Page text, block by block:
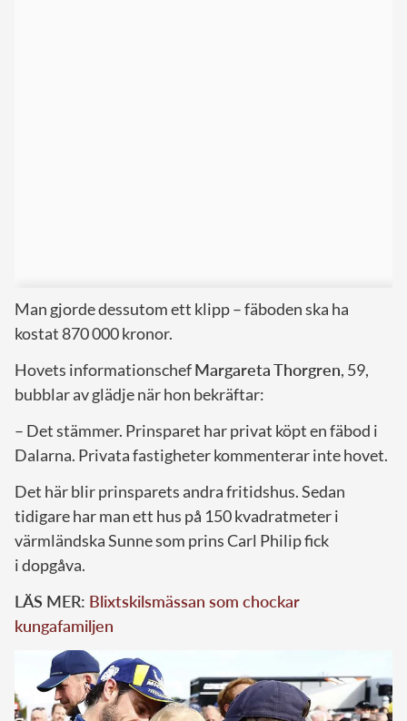
Man gjorde dessutom ett klipp – fäboden ska ha
kostat 870 000 kronor.
Hovets informationschefMargareta Thorgren, 59,
bubblar av glädje när hon bekräftar:
– Det stämmer. Prinsparet har privat köpt en fäbod i
Dalarna. Privata fastigheter kommenterar inte hovet.
Det här blir prinsparets andra fritidshus. Sedan
tidigare har man ett hus på 150 kvadratmeter i
värmländska Sunne som prins Carl Philip fick
i dopgåva.
LÄS MER: Blixtskilsmässan som chockar
kungafamiljen